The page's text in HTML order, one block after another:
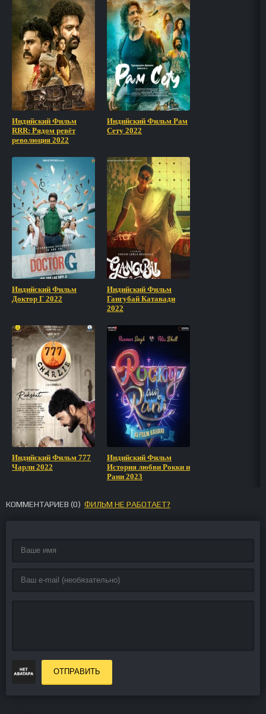
Индийский Фильм
RRR: Рядом ревёт
революция 2022
Индийский Фильм Рам
Сету 2022
Индийский Фильм
Доктор Г 2022
Индийский Фильм
Гангубай Катавади
2022
Индийский Фильм 777
Чарли 2022
Индийский Фильм
История любви Рокки и
Рани 2023
КОММЕНТАРИЕВ (0) ФИЛЬМ НЕ РАБОТАЕТ?
ОТПРАВИТЬ